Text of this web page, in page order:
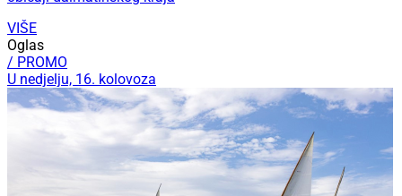
VIŠE
Oglas
/ PROMO
U nedjelju, 16. kolovoza